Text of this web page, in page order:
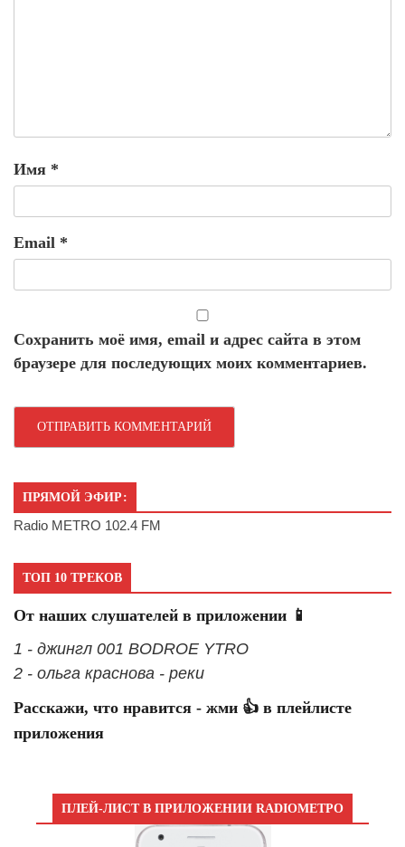
Имя *
Email *
Сохранить моё имя, email и адрес сайта в этом
браузере для последующих моих комментариев.
ПРЯМОЙ ЭФИР:
Radio METRO 102.4 FM
ТОП 10 ТРЕКОВ
От наших слушателей в приложении 📱
1 - джингл 001 BODROE YTRO
2 - ольга краснова - реки
Расскажи, что нравится - жми 👍 в плейлисте
приложения
ПЛЕЙ-ЛИСТ В ПРИЛОЖЕНИИ RADIOМЕТРО